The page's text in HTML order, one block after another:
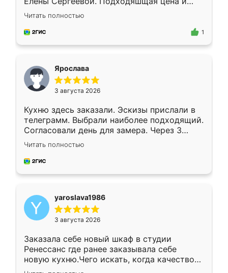
короткие сроки изготовления. Приехавший
для замера сотрудник Владислав
предложил по моему эскизу самый
Читать полностью
1
Ярослава
3 августа 2026
Кухню здесь заказали. Эскизы прислали в
телеграмм. Выбрали наиболее подходящий.
Согласовали день для замера. Через 3
недели кухня была уже готова. Остались
довольны работой. Спасибо Ренессанс
мебель за качественную работу!
Читать полностью
yaroslava1986
3 августа 2026
Заказала себе новый шкаф в студии
Ренессанс где ранее заказывала себе
новую кухню.Чего искать, когда качеством
вполне довольна. Служит кухня уже почти